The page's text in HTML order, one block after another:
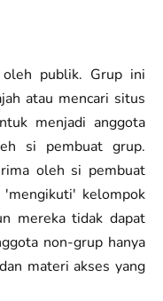
publik. Grup ini
atau mencari situs
menjadi anggota
si pembuat grup.
oleh si pembuat
'mengikuti' kelompok
mereka tidak dapat
non-grup hanya
materi akses yang